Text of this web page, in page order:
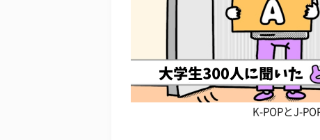
K-POPとJ-